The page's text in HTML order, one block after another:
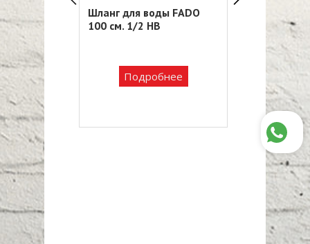
1/2 НВ
Подробнее
Шланг для воды FADO
M10*1/2 40 см. короткая
1 062 ₸
200